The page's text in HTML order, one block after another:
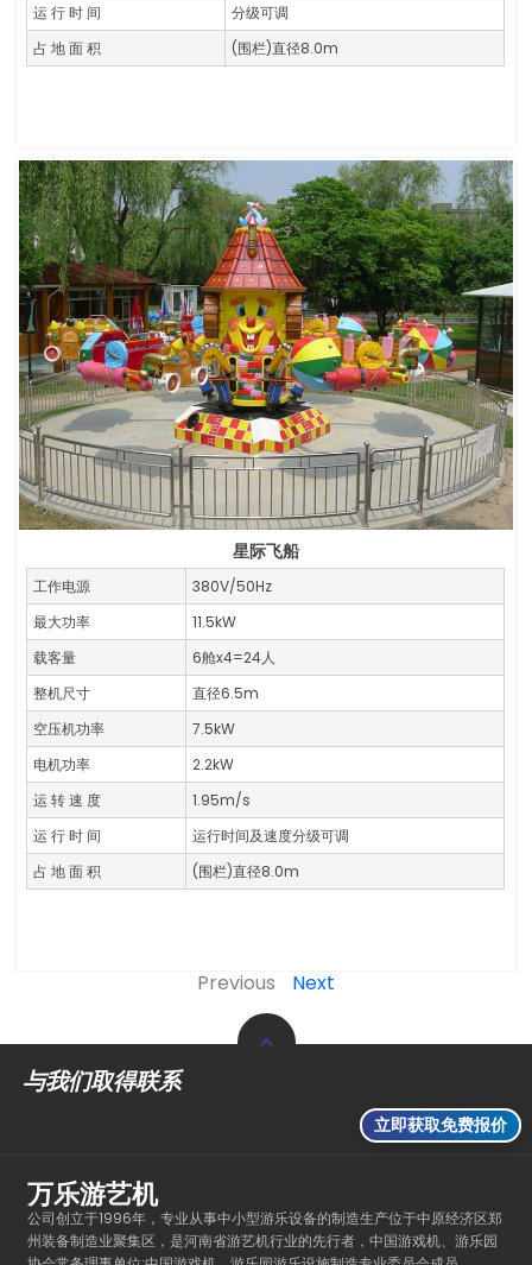
运 行 时 间
分级可调
占 地 面 积
(围栏)直径8.0m
星际飞船
工作电源
380V/50Hz
最大功率
11.5kW
载客量
6舱x4=24人
整机尺寸
直径6.5m
空压机功率
7.5kW
电机功率
2.2kW
运 转 速 度
1.95m/s
运 行 时 间
运行时间及速度分级可调
占 地 面 积
(围栏)直径8.0m
Previous Next
与我们取得联系
立即获取免费报价
万乐游艺机
公司创立于1996年，专业从事中小型游乐设备的制造生产位于中原经济区郑
州装备制造业聚集区，是河南省游艺机行业的先行者，中国游戏机、游乐园